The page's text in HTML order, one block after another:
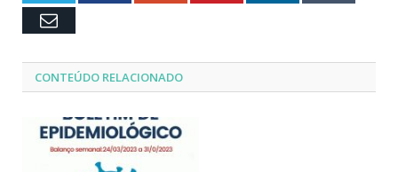
Email
CONTEÚDO RELACIONADO